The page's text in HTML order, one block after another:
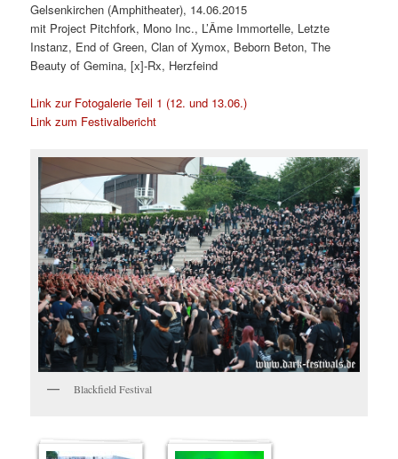
Gelsenkirchen (Amphitheater), 14.06.2015
mit Project Pitchfork, Mono Inc., L’Âme Immortelle, Letzte
Instanz, End of Green, Clan of Xymox, Beborn Beton, The
Beauty of Gemina, [x]-Rx, Herzfeind
Link zur Fotogalerie Teil 1 (12. und 13.06.)
Link zum Festivalbericht
Blackfield Festival